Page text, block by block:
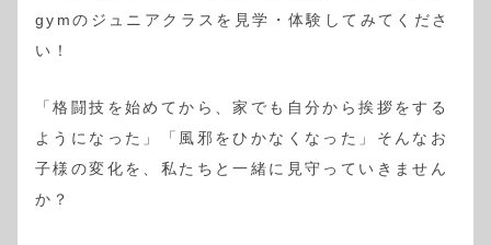
gymのジュニアクラスを見学・体験してみてくださ
い！
「格闘技を始めてから、家でも自分から挨拶をする
ようになった」「風邪をひかなくなった」そんなお
子様の変化を、私たちと一緒に見守っていきません
か？